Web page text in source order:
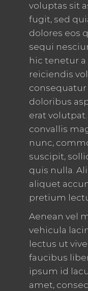
voluptas sit
fugit, sed
dolores eos
sequi
hic tenetur
reiciendis
doloribus
erat
convallis
nunc,
suscipit,
quis nulla.
aliquet
pretium
Aenean vel
vehicula
lectus ut
faucibus
ipsum id
amet,